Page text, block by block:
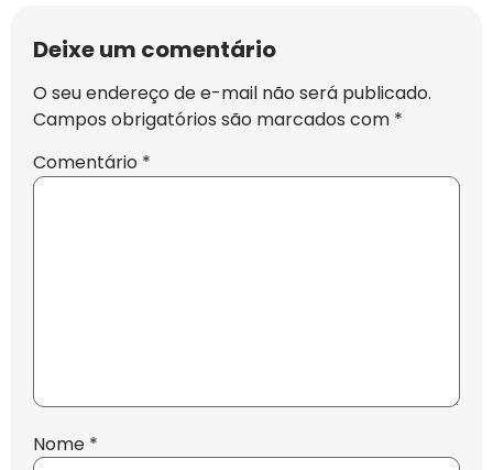
Deixe um comentário
O seu endereço de e-mail não será publicado.
Campos obrigatórios são marcados com *
Comentário *
Nome *